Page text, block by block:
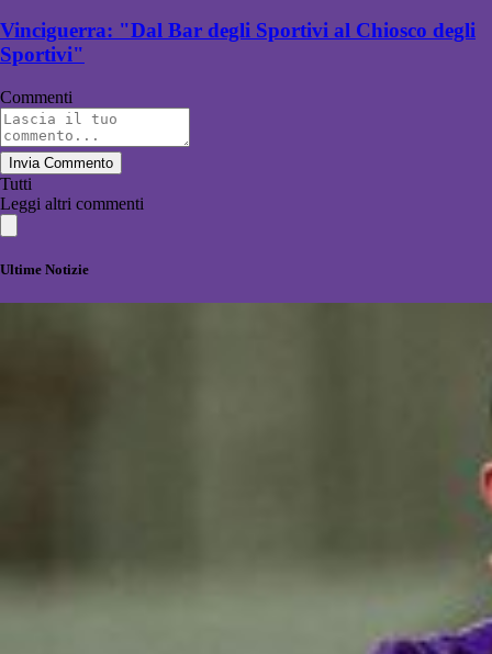
Vinciguerra: "Dal Bar degli Sportivi al Chiosco degli
Sportivi"
Commenti
Invia Commento
Tutti
Leggi altri commenti
Ultime Notizie